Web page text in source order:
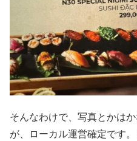
そんなわけで、写真とかは
が、ローカル運営確定です